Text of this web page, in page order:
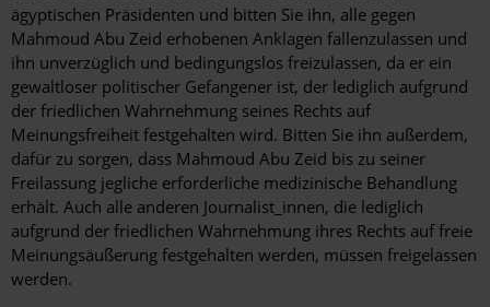
ägyptischen Präsidenten und bitten Sie ihn, alle gegen
Mahmoud Abu Zeid erhobenen Anklagen fallenzulassen und
ihn unverzüglich und bedingungslos freizulassen, da er ein
gewaltloser politischer Gefangener ist, der lediglich aufgrund
der friedlichen Wahrnehmung seines Rechts auf
Meinungsfreiheit festgehalten wird. Bitten Sie ihn außerdem,
dafür zu sorgen, dass Mahmoud Abu Zeid bis zu seiner
Freilassung jegliche erforderliche medizinische Behandlung
erhält. Auch alle anderen Journalist_innen, die lediglich
aufgrund der friedlichen Wahrnehmung ihres Rechts auf freie
Meinungsäußerung festgehalten werden, müssen freigelassen
werden.